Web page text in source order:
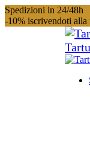
Spedizioni in 24/48h
-10% iscrivendoti alla